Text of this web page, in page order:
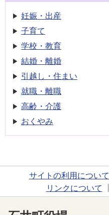
妊娠・出産
子育て
学校・教育
結婚・離婚
引越し・住まい
就職・離職
高齢・介護
おくやみ
サイトの利用について
リンクについて